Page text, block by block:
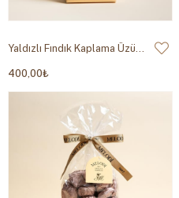
Yaldızlı Fındık Kaplama Üzümlü 200g
400,00₺